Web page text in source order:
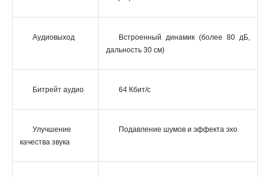
Аудиовыход
Встроенный динамик (более 80 дБ,
дальность 30 см)
Битрейт аудио 64 Кбит/с
Улучшение
качества звука
Подавление шумов и эффекта эхо